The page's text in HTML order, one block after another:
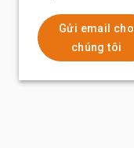
Gửi email cho
chúng tôi